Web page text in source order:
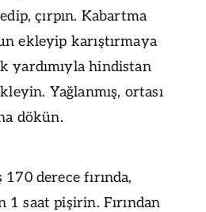
çırpın. Kabartma
ekleyip karıştırmaya
yardımıyla hindistan
Yağlanmış, ortası
dökün.
170 derece fırında,
1 saat pişirin. Fırından